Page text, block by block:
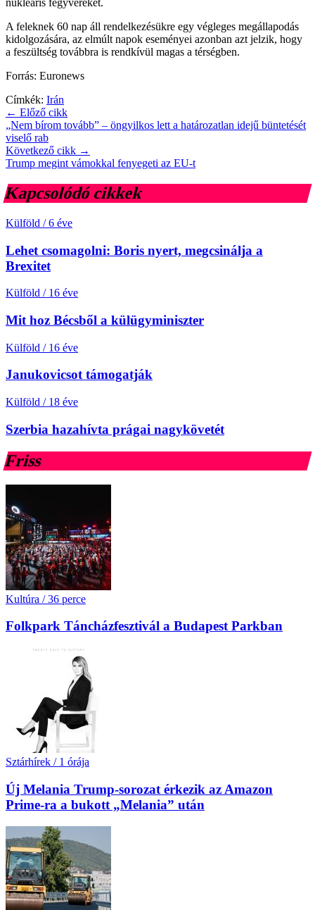
nukleáris fegyvereket.
A feleknek 60 nap áll rendelkezésükre egy végleges megállapodás
kidolgozására, az elmúlt napok eseményei azonban azt jelzik, hogy
a feszültség továbbra is rendkívül magas a térségben.
Forrás: Euronews
Címkék: Irán
← Előző cikk
„Nem bírom tovább” – öngyilkos lett a határozatlan idejű büntetését
viselő rab
Következő cikk →
Trump megint vámokkal fenyegeti az EU-t
Kapcsolódó cikkek
Külföld / 6 éve
Lehet csomagolni: Boris nyert, megcsinálja a
Brexitet
Külföld / 16 éve
Mit hoz Bécsből a külügyminiszter
Külföld / 16 éve
Janukovicsot támogatják
Külföld / 18 éve
Szerbia hazahívta prágai nagykövetét
Friss
Kultúra / 36 perce
Folkpark Táncházfesztivál a Budapest Parkban
Sztárhírek / 1 órája
Új Melania Trump-sorozat érkezik az Amazon
Prime-ra a bukott „Melania” után